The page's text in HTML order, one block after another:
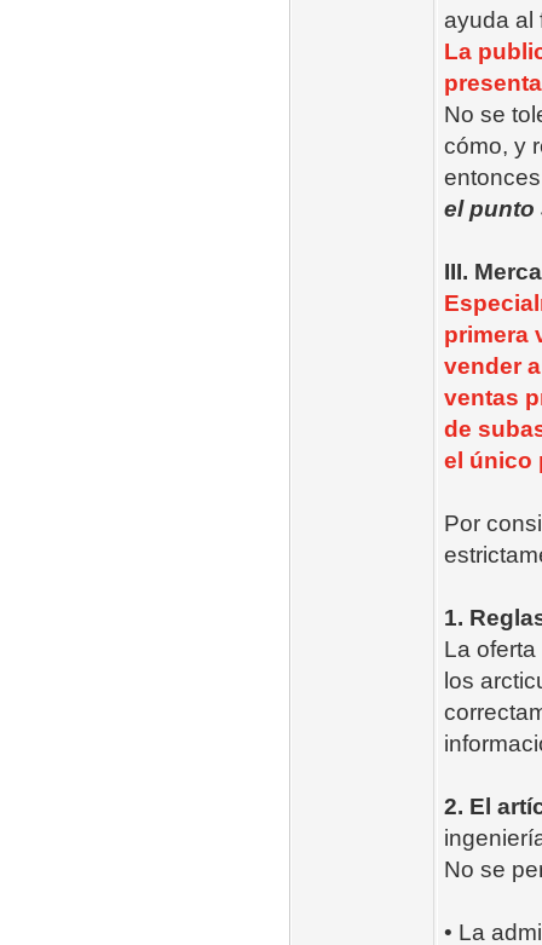
ayuda al
La
No se
cómo, y
el punto
III.
primera
vender
ventas
de
el único
Por
1.
La
los
2. El
No se
• La